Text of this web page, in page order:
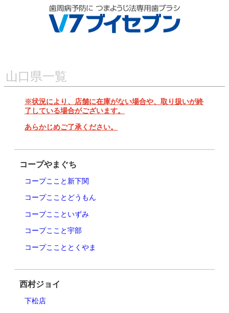
山口県一覧
※状況により、店舗に在庫がない場合や、取り扱いが終
了している場合がございます。
あらかじめご了承ください。
コープやまぐち
コープここと新下関
コープこことどうもん
コープここといずみ
コープここと宇部
コープここととくやま
西村ジョイ
下松店